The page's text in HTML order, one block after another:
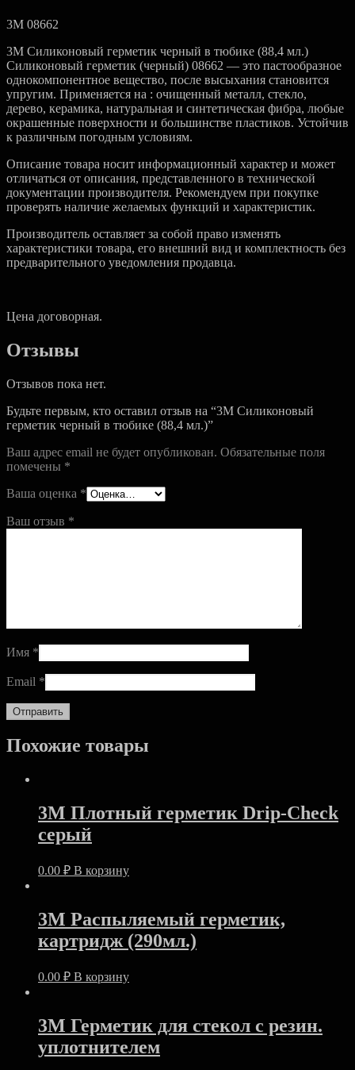
3M 08662
3M Силиконовый герметик черный в тюбике (88,4 мл.)
Силиконовый герметик (черный) 08662 — это пастообразное
однокомпонентное вещество, после высыхания становится
упругим. Применяется на : очищенный металл, стекло,
дерево, керамика, натуральная и синтетическая фибра, любые
окрашенные поверхности и большинстве пластиков. Устойчив
к различным погодным условиям.
Описание товара носит информационный характер и может
отличаться от описания, представленного в технической
документации производителя. Рекомендуем при покупке
проверять наличие желаемых функций и характеристик.
Производитель оставляет за собой право изменять
характеристики товара, его внешний вид и комплектность без
предварительного уведомления продавца.
Цена договорная.
Отзывы
Отзывов пока нет.
Будьте первым, кто оставил отзыв на “3M Силиконовый
герметик черный в тюбике (88,4 мл.)”
Ваш адрес email не будет опубликован. Обязательные поля
помечены *
Ваша оценка *
Ваш отзыв *
Имя *
Email *
Похожие товары
3M Плотный герметик Drip-Check
серый
0.00 ₽ В корзину
3M Распыляемый герметик,
картридж (290мл.)
0.00 ₽ В корзину
3M Герметик для стекол с резин.
уплотнителем